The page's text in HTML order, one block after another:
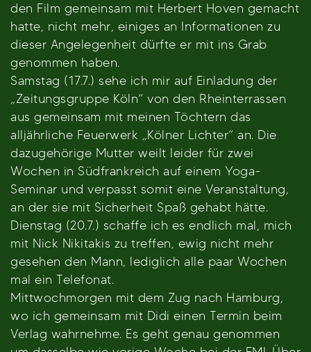
den Film gemeinsam mit Herbert Hoven gemacht
hatte, nicht mehr, einiges an Informationen zu
dieser Angelegenheit dürfte er mit ins Grab
genommen haben.
Samstag (17.7.) sehe ich mir auf Einladung der
„Zeitungsgruppe Köln“ von den Rheinterrassen
aus gemeinsam mit meinen Töchtern das
alljährliche Feuerwerk „Kölner Lichter“ an. Die
dazugehörige Mutter weilt leider für zwei
Wochen in Südfrankreich auf einem Yoga-
Seminar und verpasst somit eine Veranstaltung,
an der sie mit Sicherheit Spaß gehabt hätte.
Dienstag (20.7.) schaffe ich es endlich mal, mich
mit Nick Nikitakis zu treffen, ewig nicht mehr
gesehen den Mann, lediglich alle paar Wochen
mal ein Telefonat.
Mittwochmorgen mit dem Zug nach Hamburg,
wo ich gemeinsam mit Didi einen Termin beim
Verlag wahrnehme. Es geht genau genommen